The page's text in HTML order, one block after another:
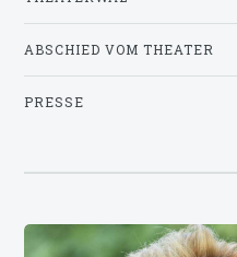
ABSCHIED VOM THEATER
PRESSE